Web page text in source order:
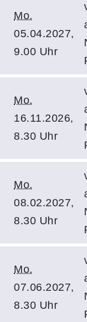
Mo.
05.04.2027,
9.00 Uhr
Mo.
16.11.2026,
8.30 Uhr
Mo.
08.02.2027,
8.30 Uhr
Mo.
07.06.2027,
8.30 Uhr